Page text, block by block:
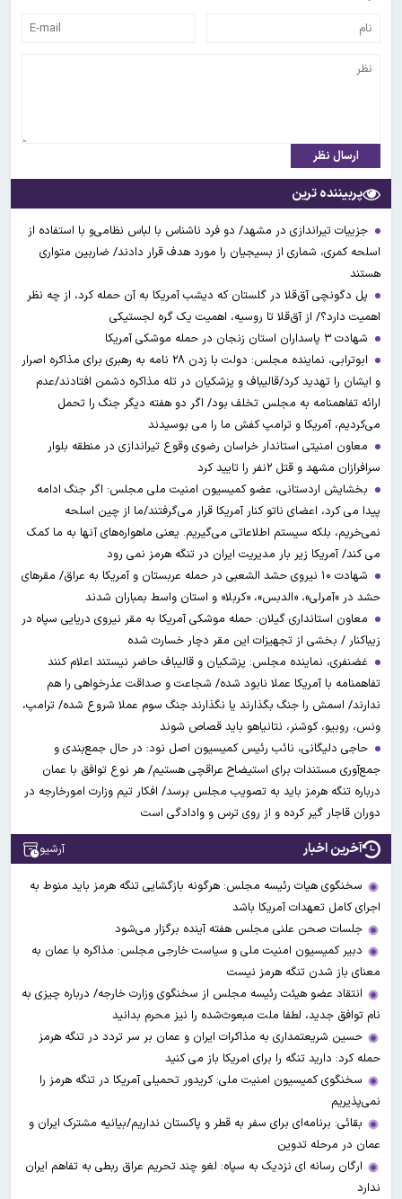
ارسال نظر
پربیننده ترین
جزییات تیراندازی در مشهد/ دو فرد ناشناس با لباس نظامی‌و با استفاده از
اسلحه کمری، شماری از بسیجیان را مورد هدف قرار دادند/ ضاربین متواری
هستند
پل دگونچی آق‌قلا در گلستان که دیشب آمریکا به آن حمله کرد، از چه نظر
اهمیت دارد؟/ از آق‌قلا تا روسیه، اهمیت یک گره لجستیکی
شهادت ۳ ‌پاسداران استان زنجان در حمله موشکی آمریکا
ابوترابی، نماینده مجلس: دولت با زدن ۲۸ نامه به رهبری برای مذاکره اصرار
و ایشان را تهدید کرد/قالیباف و پزشکیان در تله مذاکره دشمن افتادند/عدم
ارائه تفاهمنامه به مجلس تخلف بود/ اگر دو هفته دیگر جنگ را تحمل
می‌کردیم، آمریکا و ترامپ کفش ما را می بوسیدند
معاون امنیتی استاندار خراسان رضوی وقوع تیراندازی در منطقه بلوار
سرافرازان مشهد و قتل ۲نفر را تایید کرد
بخشایش اردستانی، عضو کمیسیون امنیت ملی مجلس: اگر جنگ ادامه
پیدا می کرد، اعضای ناتو کنار آمریکا قرار می‌گرفتند/ما از چین اسلحه
نمی‌خریم، بلکه سیستم اطلاعاتی می‌گیریم. یعنی ماهواره‌های آنها به ما کمک
می کند/ آمریکا زیر بار مدیریت ایران در تنگه هرمز نمی رود
شهادت ۱۰ نیروی حشد الشعبی در حمله عربستان و آمریکا به عراق/ مقرهای
حشد در »آمرلی»، «الدبس»، «کربلا« و استان واسط بمباران شدند
معاون استانداری گیلان: حمله موشکی آمریکا به مقر نیروی دریایی سپاه در
زیباکنار / بخشی از تجهیزات این مقر دچار خسارت شده
غضنفری، نماینده مجلس: پزشکیان و قالیباف حاضر نیستند اعلام کنند
تفاهمنامه با آمریکا عملا نابود شده/ شجاعت و صداقت عذرخواهی را هم
ندارند/ اسمش را جنگ بگذارند یا نگذارند جنگ سوم عملا شروع شده/ ترامپ،
ونس، روبیو، کوشنر، نتانیاهو باید قصاص شوند
حاجی دلیگانی، نائب رئیس کمیسیون اصل نود: در حال جمع‌بندی و
جمع‌آوری مستندات برای استیضاح عراقچی هستیم/ هر نوع توافق با عمان
درباره تنگه هرمز باید به تصویب مجلس برسد/ افکار تیم وزارت امورخارجه در
دوران قاجار گیر کرده و از روی ترس و وادادگی است
آخرین اخبار آرشیو
سخنگوی هیات رئیسه مجلس: هرگونه بازگشایی تنگه هرمز باید منوط به
اجرای کامل تعهدات آمریکا باشد
جلسات صحن علنی مجلس هفته آینده برگزار می‌شود
دبیر کمیسیون امنیت ملی و سیاست خارجی مجلس: مذاکره با عمان به
معنای باز شدن تنگه هرمز نیست
انتقاد عضو هیئت رئیسه مجلس از سخنگوی وزارت خارجه/ درباره چیزی به
نام توافق جدید، لطفا ملت مبعوث‌شده را نیز محرم بدانید
حسین شریعتمداری به مذاکرات ایران و عمان بر سر تردد در تنگه هرمز
حمله کرد: دارید تنگه را برای امریکا باز می کنید
سخنگوی کمیسیون امنیت ملی: کریدور تحمیلی آمریکا در تنگه هرمز را
نمی‌پذیریم
بقائی: برنامه‌ای برای سفر به قطر و پاکستان نداریم/بیانیه مشترک ایران و
عمان در مرحله تدوین
ارگان رسانه ای نزدیک به سپاه: لغو چند تحریم عراق ربطی به تفاهم ایران
ندارد